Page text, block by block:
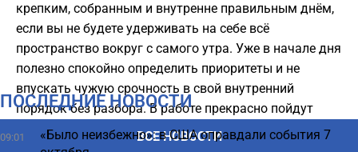
крепким, собранным и внутренне правильным днём,
если вы не будете удерживать на себе всё
пространство вокруг с самого утра. Уже в начале дня
полезно спокойно определить приоритеты и не
впускать чужую срочность в свой внутренний
порядок без разбора. В работе прекрасно пойдут
расчёты, документы, системные решения, сроки и все
процессы, где нужны логика, последовательность и
ПОСЛЕДНИЕ НОВОСТИ
09:01
«Было неизбежно»: в США оправдали события 7
ВСЕ НОВОСТИ